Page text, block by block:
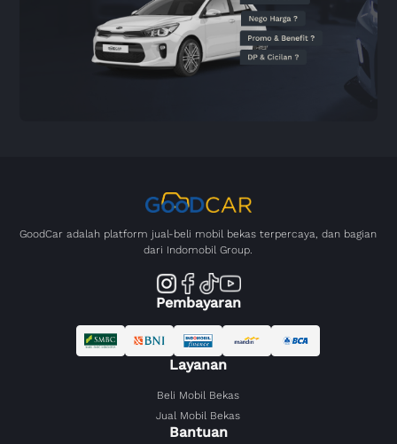
GoodCar adalah platform jual-beli mobil bekas terpercaya, dan bagian
dari Indomobil Group.
Pembayaran
Layanan
Beli Mobil Bekas
Jual Mobil Bekas
Bantuan